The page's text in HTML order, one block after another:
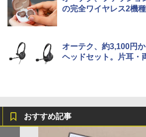
の完全ワイヤレス2機種
オーテク、約3,100円
ヘッドセット。片耳・
おすすめ記事